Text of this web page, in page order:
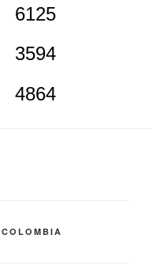
6125
3594
4864